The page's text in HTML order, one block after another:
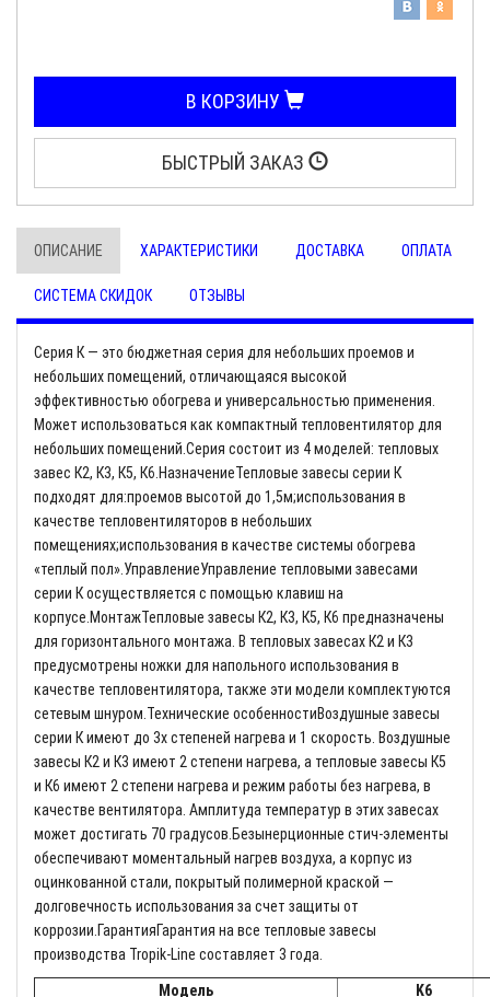
В КОРЗИНУ
БЫСТРЫЙ ЗАКАЗ
ОПИСАНИЕ ХАРАКТЕРИСТИКИ ДОСТАВКА ОПЛАТА
СИСТЕМА СКИДОК ОТЗЫВЫ
Серия К — это бюджетная серия для небольших проемов и
небольших помещений, отличающаяся высокой
эффективностью обогрева и универсальностью применения.
Может использоваться как компактный тепловентилятор для
небольших помещений.Серия состоит из 4 моделей: тепловых
завес К2, К3, К5, К6.НазначениеТепловые завесы серии К
подходят для:проемов высотой до 1,5м;использования в
качестве тепловентиляторов в небольших
помещениях;использования в качестве системы обогрева
«теплый пол».УправлениеУправление тепловыми завесами
серии К осуществляется с помощью клавиш на
корпусе.МонтажТепловые завесы К2, К3, К5, К6 предназначены
для горизонтального монтажа. В тепловых завесах К2 и К3
предусмотрены ножки для напольного использования в
качестве тепловентилятора, также эти модели комплектуются
сетевым шнуром.Технические особенностиВоздушные завесы
серии К имеют до 3х степеней нагрева и 1 скорость. Воздушные
завесы К2 и К3 имеют 2 степени нагрева, а тепловые завесы К5
и К6 имеют 2 степени нагрева и режим работы без нагрева, в
качестве вентилятора. Амплитуда температур в этих завесах
может достигать 70 градусов.Безынерционные стич-элементы
обеспечивают моментальный нагрев воздуха, а корпус из
оцинкованной стали, покрытый полимерной краской —
долговечность использования за счет защиты от
коррозии.ГарантияГарантия на все тепловые завесы
производства Tropik-Line составляет 3 года.
Модель K6